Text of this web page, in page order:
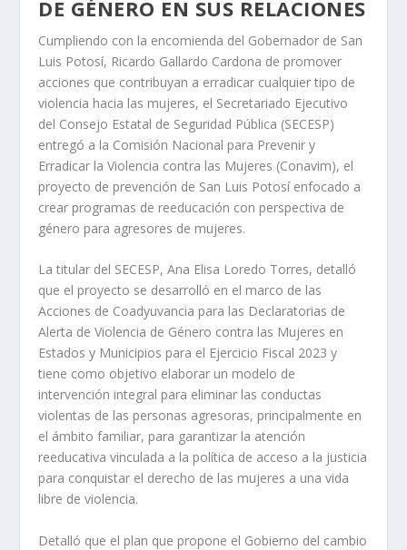
DE GÉNERO EN SUS RELACIONES
Cumpliendo con la encomienda del Gobernador de San
Luis Potosí, Ricardo Gallardo Cardona de promover
acciones que contribuyan a erradicar cualquier tipo de
violencia hacia las mujeres, el Secretariado Ejecutivo
del Consejo Estatal de Seguridad Pública (SECESP)
entregó a la Comisión Nacional para Prevenir y
Erradicar la Violencia contra las Mujeres (Conavim), el
proyecto de prevención de San Luis Potosí enfocado a
crear programas de reeducación con perspectiva de
género para agresores de mujeres.
La titular del SECESP, Ana Elisa Loredo Torres, detalló
que el proyecto se desarrolló en el marco de las
Acciones de Coadyuvancia para las Declaratorias de
Alerta de Violencia de Género contra las Mujeres en
Estados y Municipios para el Ejercicio Fiscal 2023 y
tiene como objetivo elaborar un modelo de
intervención integral para eliminar las conductas
violentas de las personas agresoras, principalmente en
el ámbito familiar, para garantizar la atención
reeducativa vinculada a la política de acceso a la justicia
para conquistar el derecho de las mujeres a una vida
libre de violencia.
Detalló que el plan que propone el Gobierno del cambio